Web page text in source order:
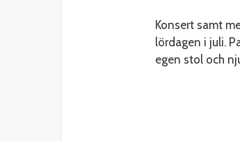
Konsert samt
lördagen i juli.
egen stol och